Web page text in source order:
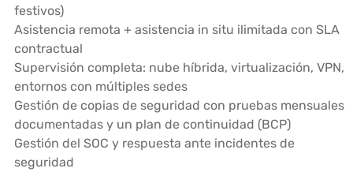
festivos)
Asistencia remota + asistencia in situ ilimitada con SLA
contractual
Supervisión completa: nube híbrida, virtualización, VPN,
entornos con múltiples sedes
Gestión de copias de seguridad con pruebas mensuales
documentadas y un plan de continuidad (BCP)
Gestión del SOC y respuesta ante incidentes de
seguridad